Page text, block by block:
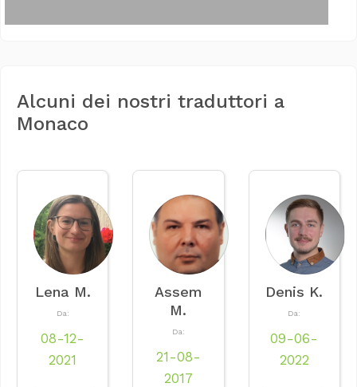
Alcuni dei nostri traduttori a
Monaco
Lena M.
Da:
08-12-
2021
Assem
M.
Da:
21-08-
2017
Denis K.
Da:
09-06-
2022